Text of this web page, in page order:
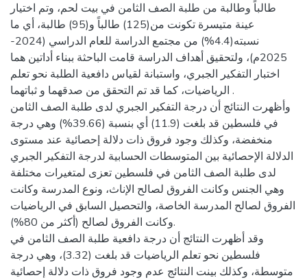
طالباً وطالبة من طلبة الصف الثامن في بيت لحم، وتم اختيار
عينة متيسرة تكونت من(125) طالباً و(95) طالبة، أي ما
نسبته(4.4%) من مجتمع الدراسة للعام الدراسي (2024-
2025م)، ولتحقيق أهداف الدراسة قامت الباحثة ببناء أداتين هما
اختبار التفكير الجبري، واستبانة لقياس دافعية الطلبة نحو تعلم
الرياضيات، كما قد تم التحقق من صدقهما و ثباتهما .
وأظهرت النتائج أن درجة التفكير الجبري لدى طلبة الصف الثامن
في فلسطين قد بلغت (11.9) أي بنسبة (39.66%) وهي درجة
منخفضة، وكذلك وجود فروق ذات دلالة إحصائية عند مستوى
الدلالة الإحصائية بين المتوسطات الحسابية لدرجة التفكير الجبري
لدى طلبة الصف الثامن في فلسطين تعزى لمتغيرات مختلفة
وهي الجنس وكانت الفروق لصالح الإناث، ونوع المدرسة وكانت
الفروق لصالح المدرسة الخاصة، والتحصيل السابق في الرياضيات
وكانت الفروق لصالح (أكثر من 80%).
وقد أظهرت النتائج أن درجة دافعية طلبة الصف الثامن في
فلسطين نحو تعلم الرياضيات قد بلغت (3.32)، وهي درجة
متوسطة، وكذلك بينت النتائج عدم وجود فروق ذات دلالة إحصائية